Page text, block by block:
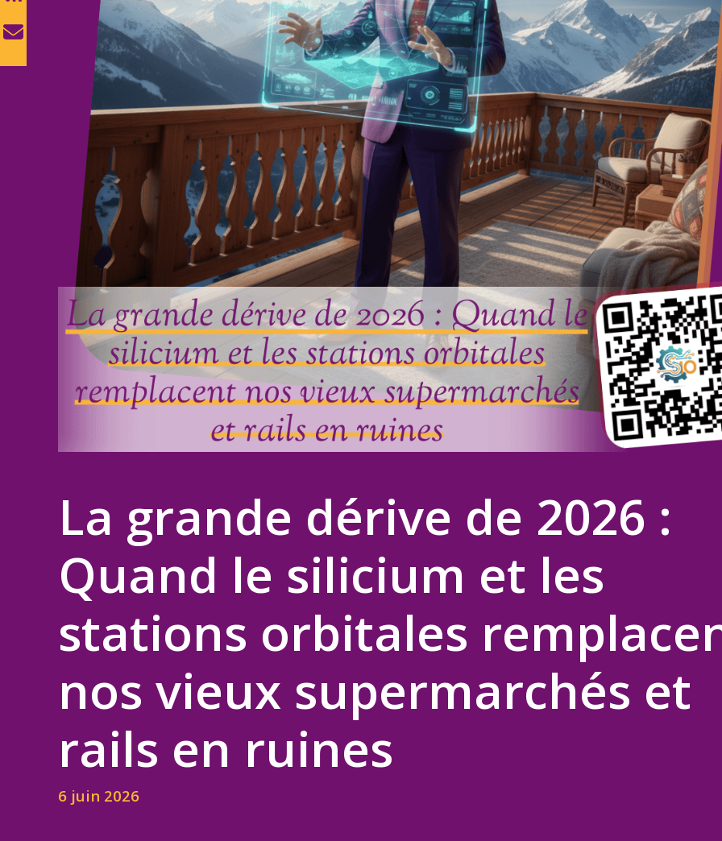
La grande dérive de 2026 :
Quand le silicium et les
stations orbitales
nos vieux supermarchés et
rails en ruines
6 juin 2026